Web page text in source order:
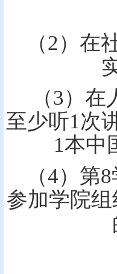
（2）在
（3）在
至少听1次
1本中
（4） 第8
参加学院